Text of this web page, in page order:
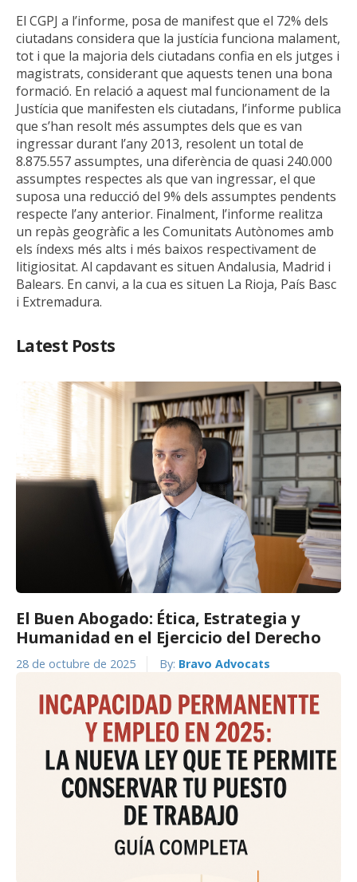
El CGPJ a l’informe, posa de manifest que el 72% dels
ciutadans considera que la justícia funciona malament,
tot i que la majoria dels ciutadans confia en els jutges i
magistrats, considerant que aquests tenen una bona
formació. En relació a aquest mal funcionament de la
Justícia que manifesten els ciutadans, l’informe publica
que s’han resolt més assumptes dels que es van
ingressar durant l’any 2013, resolent un total de
8.875.557 assumptes, una diferència de quasi 240.000
assumptes respectes als que van ingressar, el que
suposa una reducció del 9% dels assumptes pendents
respecte l’any anterior. Finalment, l’informe realitza
un repàs geogràfic a les Comunitats Autònomes amb
els índexs més alts i més baixos respectivament de
litigiositat. Al capdavant es situen Andalusia, Madrid i
Balears. En canvi, a la cua es situen La Rioja, País Basc
i Extremadura.
Latest Posts
El Buen Abogado: Ética, Estrategia y
Humanidad en el Ejercicio del Derecho
28 de octubre de 2025 By: Bravo Advocats